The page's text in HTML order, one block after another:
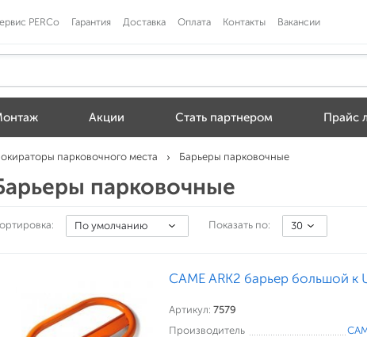
PERCo Гарантия Доставка Оплата Контакты Вакансии
Акции Стать партнером Прайс
парковочного места Барьеры парковочные
парковочные
По умолчанию Показать по: 30
CAME ARK2 барьер большой к
Артикул: 7579
Производитель